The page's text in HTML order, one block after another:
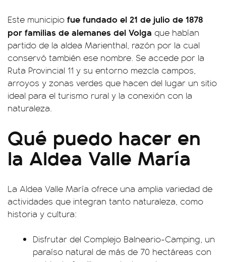
Este municipio fue fundado el 21 de julio de 1878
por familias de alemanes del Volga que habían
partido de la aldea Marienthal, razón por la cual
conservó también ese nombre. Se accede por la
Ruta Provincial 11 y su entorno mezcla campos,
arroyos y zonas verdes que hacen del lugar un sitio
ideal para el turismo rural y la conexión con la
naturaleza.
Qué puedo hacer en
la Aldea Valle María
La Aldea Valle María ofrece una amplia variedad de
actividades que integran tanto naturaleza, como
historia y cultura:
Disfrutar del Complejo Balneario-Camping, un
paraíso natural de más de 70 hectáreas con